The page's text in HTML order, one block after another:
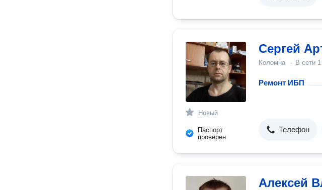
Новый
Паспорт
проверен
Сергей
Коломна · В сети
Ремонт ИБП
Телефон
Алексей